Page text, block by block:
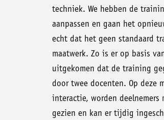
techniek. We hebben de
aanpassen en gaan het
echt dat het geen standaard
maatwerk. Zo is er op basis
uitgekomen dat de training
door twee docenten. Op deze
interactie, worden deelnemers
gezien en kan er tijdig